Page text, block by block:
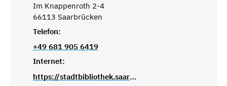
Im Knappenroth 2-4
66113 Saarbrücken
Telefon:
+49 681 905 6419
Internet:
https://stadtbibliothek.saarbruecken.de/standorte/kultur_und_lesetreffs/kultur_und_lesetreff_malstatt